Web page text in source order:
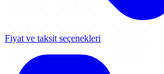
Fiyat ve taksit seçenekleri